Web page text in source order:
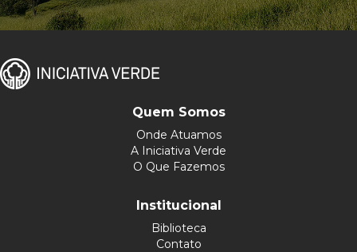
Quem Somos
Onde Atuamos
A Iniciativa Verde
O Que Fazemos
Institucional
Biblioteca
Contato